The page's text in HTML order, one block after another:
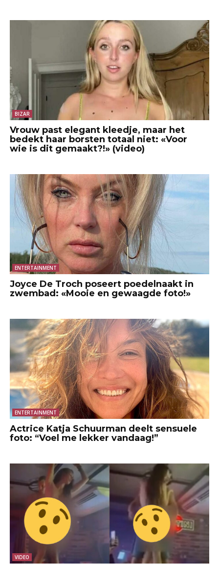
BIZAR
Vrouw past elegant kleedje, maar het
bedekt haar borsten totaal niet: «Voor
wie is dit gemaakt?!» (video)
ENTERTAINMENT
Joyce De Troch poseert poedelnaakt in
zwembad: «Mooie en gewaagde foto!»
ENTERTAINMENT
Actrice Katja Schuurman deelt sensuele
foto: “Voel me lekker vandaag!”
VIDEO